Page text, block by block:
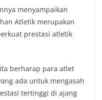
menyampaikan
Atletik merupakan
prestasi atletik
berharap para atlet
ada untuk mengasah
tertinggi di ajang